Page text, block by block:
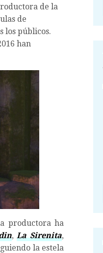
de la
de
los públicos.
han
productora ha
, La Sirenita,
la estela